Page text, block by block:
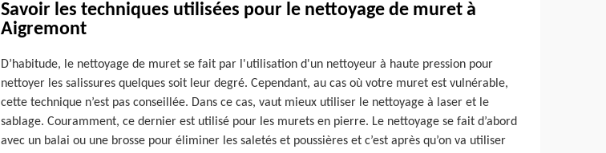
Savoir les techniques utilisées pour le nettoyage de muret à
Aigremont
D’habitude, le nettoyage de muret se fait par l'utilisation d'un nettoyeur à haute pression pour
nettoyer les salissures quelques soit leur degré. Cependant, au cas où votre muret est vulnérable,
cette technique n’est pas conseillée. Dans ce cas, vaut mieux utiliser le nettoyage à laser et le
sablage. Couramment, ce dernier est utilisé pour les murets en pierre. Le nettoyage se fait d’abord
avec un balai ou une brosse pour éliminer les saletés et poussières et c’est après qu’on va utiliser